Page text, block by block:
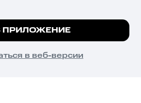
их аналогов причиняет вред здоровью,
запрещён и влечёт установленную
чтобы на сайте все
ПОНЯТНО
ПРИЛОЖЕНИЕ
в веб-версии